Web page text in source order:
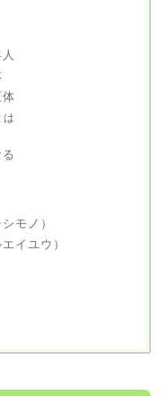
体
は
モノ）
イユウ）